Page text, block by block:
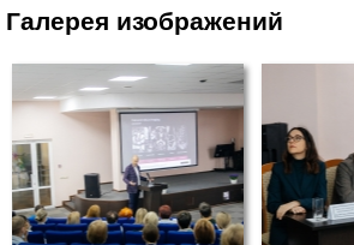
Галерея изображений